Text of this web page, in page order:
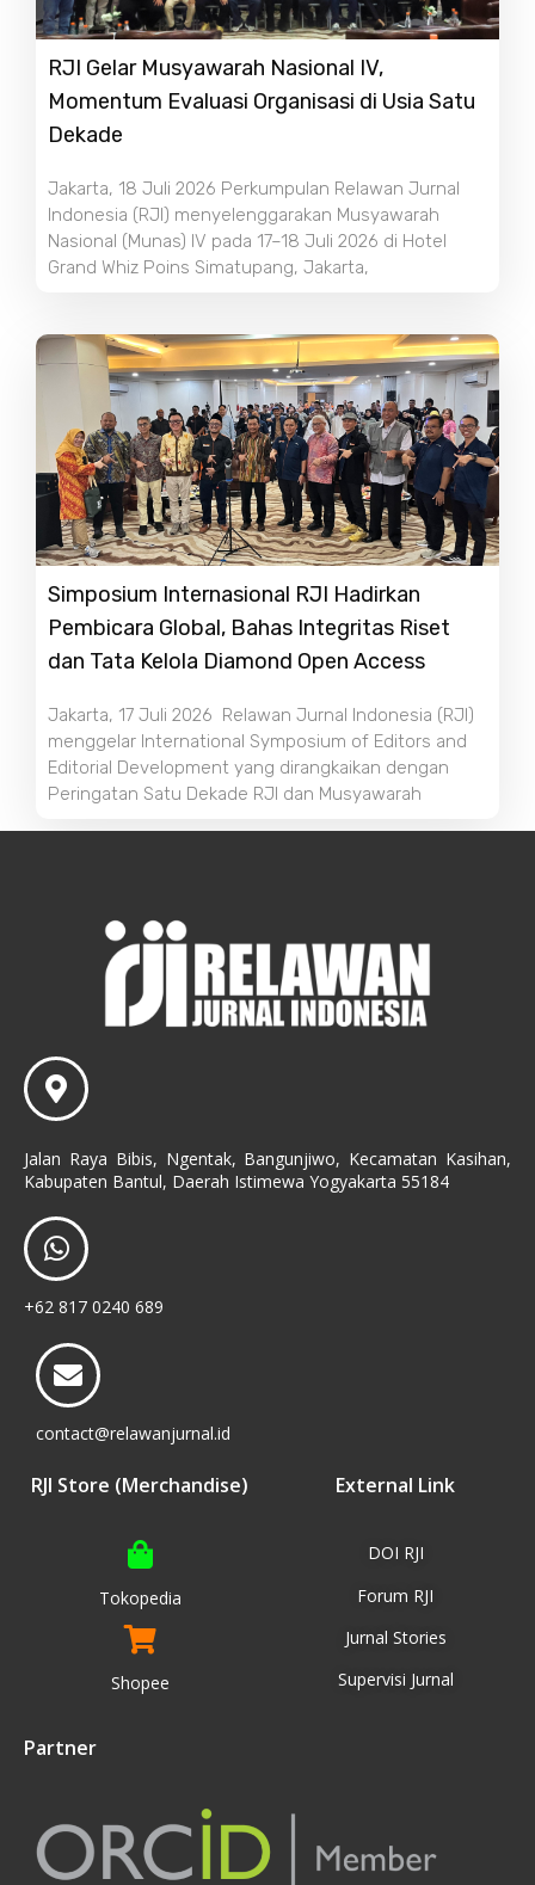
RJI Gelar Musyawarah Nasional IV,
Momentum Evaluasi Organisasi di Usia Satu
Dekade
Jakarta, 18 Juli 2026 Perkumpulan Relawan Jurnal
Indonesia (RJI) menyelenggarakan Musyawarah
Nasional (Munas) IV pada 17–18 Juli 2026 di Hotel
Grand Whiz Poins Simatupang, Jakarta,
Simposium Internasional RJI Hadirkan
Pembicara Global, Bahas Integritas Riset
dan Tata Kelola Diamond Open Access
Jakarta, 17 Juli 2026 Relawan Jurnal Indonesia (RJI)
menggelar International Symposium of Editors and
Editorial Development yang dirangkaikan dengan
Peringatan Satu Dekade RJI dan Musyawarah
Jalan Raya Bibis, Ngentak, Bangunjiwo, Kecamatan Kasihan,
Kabupaten Bantul, Daerah Istimewa Yogyakarta 55184
+62 817 0240 689
contact@relawanjurnal.id
RJI Store (Merchandise)
Tokopedia
Shopee
External Link
DOI RJI
Forum RJI
Jurnal Stories
Supervisi Jurnal
Partner